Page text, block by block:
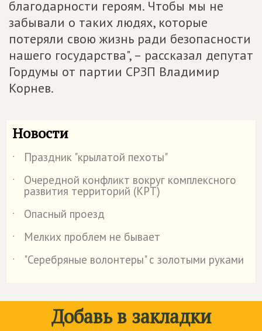
благодарности героям. Чтобы мы не
забывали о таких людях, которые
потеряли свою жизнь ради безопасности
нашего государства", – рассказал депутат
Гордумы от партии СРЗП Владимир
Корнев.
Новости
˙
Праздник "крылатой пехоты"
˙
Очередной конфликт вокруг комплексного
развития территорий (КРТ)
˙
Опасный проезд
˙
Мелких проблем не бывает
˙
"Серебряные волонтеры" с золотыми руками
Добавь в закладки